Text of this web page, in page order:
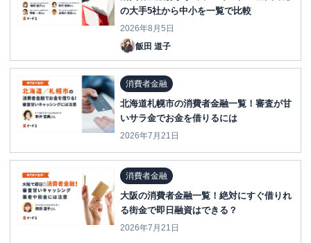
の大手5社から中小を一覧で比較
2026年8月5日
飯田 道子
消費者金融
北海道札幌市の消費者金融一覧！審査が甘
いサラ金でお金を借りるには
2026年7月21日
消費者金融
大阪の消費者金融一覧！絶対にすぐ借りれ
る街金で即日融資はできる？
2026年7月21日